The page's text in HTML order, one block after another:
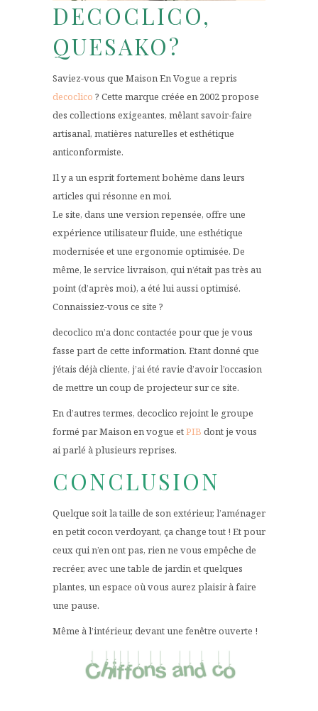
DECOCLICO,
QUESAKO?
Saviez-vous que Maison En Vogue a repris
decoclico ? Cette marque créée en 2002 propose
des collections exigeantes, mêlant savoir-faire
artisanal, matières naturelles et esthétique
anticonformiste.
Il y a un esprit fortement bohème dans leurs
articles qui résonne en moi.
Le site, dans une version repensée, offre une
expérience utilisateur fluide, une esthétique
modernisée et une ergonomie optimisée. De
même, le service livraison, qui n’était pas très au
point (d’après moi), a été lui aussi optimisé.
Connaissiez-vous ce site ?
decoclico m’a donc contactée pour que je vous
fasse part de cette information. Etant donné que
j’étais déjà cliente, j’ai été ravie d’avoir l’occasion
de mettre un coup de projecteur sur ce site.
En d’autres termes, decoclico rejoint le groupe
formé par Maison en vogue etPIB dont je vous
ai parlé à plusieurs reprises.
CONCLUSION
Quelque soit la taille de son extérieur, l’aménager
en petit cocon verdoyant, ça change tout ! Et pour
ceux qui n’en ont pas, rien ne vous empêche de
recréer, avec une table de jardin et quelques
plantes, un espace où vous aurez plaisir à faire
une pause.
Même à l’intérieur, devant une fenêtre ouverte !